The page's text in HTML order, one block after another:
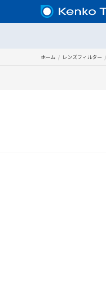
ホーム レンズフィルター